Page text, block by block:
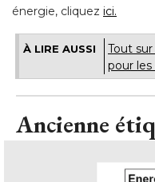
énergie, cliquez ici.
À LIRE AUSSI
Tout
pour les
Ancienne